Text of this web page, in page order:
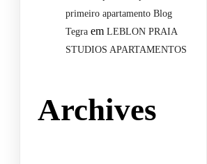
primeiro apartamento Blog
Tegra emLEBLON PRAIA
STUDIOS APARTAMENTOS
Archives